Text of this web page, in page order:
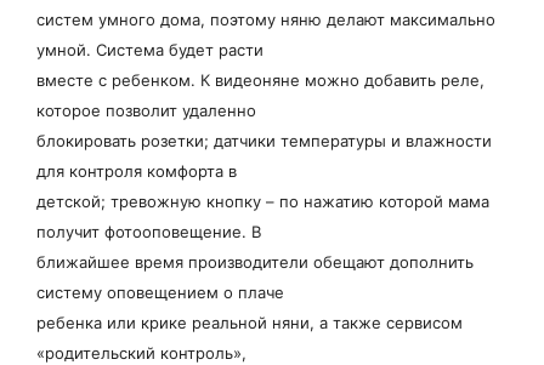
систем умного дома, поэтому няню делают максимально
умной. Система будет расти
вместе с ребенком. К видеоняне можно добавить реле,
которое позволит удаленно
блокировать розетки; датчики температуры и влажности
для контроля комфорта в
детской; тревожную кнопку – по нажатию которой мама
получит фотооповещение. В
ближайшее время производители обещают дополнить
систему оповещением о плаче
ребенка или крике реальной няни, а также сервисом
«родительский контроль»,